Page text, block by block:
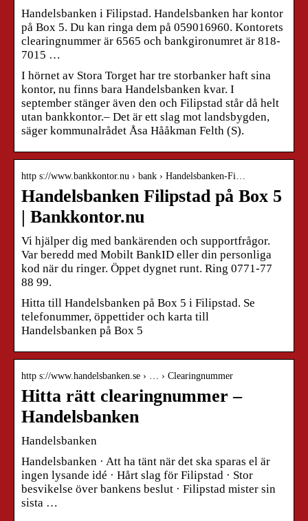
Handelsbanken i Filipstad. Handelsbanken har kontor
på Box 5. Du kan ringa dem på 059016960. Kontorets
clearingnummer är 6565 och bankgironumret är 818-
7015 …
I hörnet av Stora Torget har tre storbanker haft sina
kontor, nu finns bara Handelsbanken kvar. I
september stänger även den och Filipstad står då helt
utan bankkontor.– Det är ett slag mot landsbygden,
säger kommunalrådet Åsa Hååkman Felth (S).
http s://www.bankkontor.nu › bank › Handelsbanken-Fi…
Handelsbanken Filipstad på Box 5
| Bankkontor.nu
Vi hjälper dig med bankärenden och supportfrågor.
Var beredd med Mobilt BankID eller din personliga
kod när du ringer. Öppet dygnet runt. Ring 0771-77
88 99.
Hitta till Handelsbanken på Box 5 i Filipstad. Se
telefonummer, öppettider och karta till
Handelsbanken på Box 5
http s://www.handelsbanken.se › … › Clearingnummer
Hitta rätt clearingnummer –
Handelsbanken
Handelsbanken
Handelsbanken · Att ha tänt när det ska sparas el är
ingen lysande idé · Hårt slag för Filipstad · Stor
besvikelse över bankens beslut · Filipstad mister sin
sista …